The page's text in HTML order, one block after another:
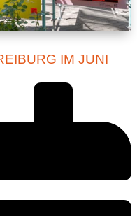
IM JUNI